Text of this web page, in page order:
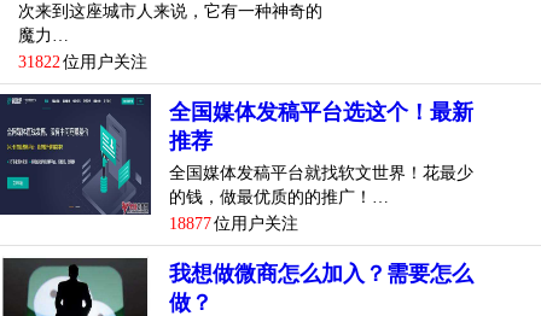
次来到这座城市人来说，它有一种神奇的
魔力…
31822 位用户关注
全国媒体发稿平台选这个！最新
推荐
全国媒体发稿平台就找软文世界！花最少
的钱，做最优质的的推广！…
18877位用户关注
我想做微商怎么加入？需要怎么
做？